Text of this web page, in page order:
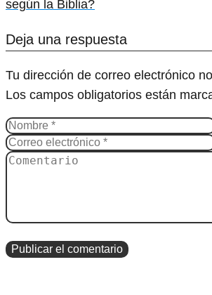
según la Biblia?
Deja una respuesta
Tu dirección de correo electrónico
Los campos obligatorios están